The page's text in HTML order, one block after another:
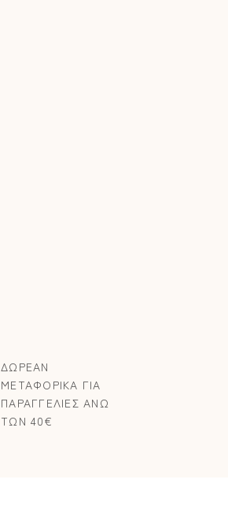
ΔΩΡΕΑΝ
ΜΕΤΑΦΟΡΙΚΑ ΓΙΑ
ΠΑΡΑΓΓΕΛΙΕΣ ΑΝΩ
ΤΩΝ 40€